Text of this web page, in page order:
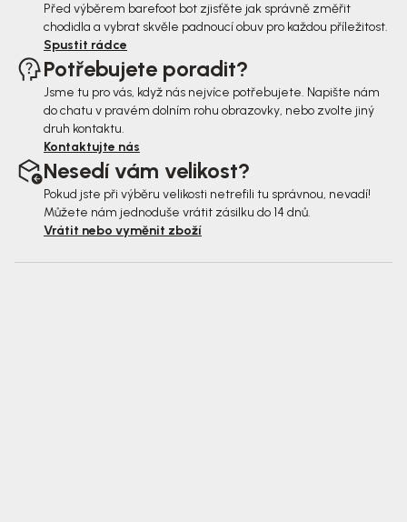
Před výběrem barefoot bot zjisťěte jak správně změřit
chodidla a vybrat skvěle padnoucí obuv pro každou příležitost.
Spustit rádce
Potřebujete poradit?
Jsme tu pro vás, když nás nejvíce potřebujete. Napište nám
do chatu v pravém dolním rohu obrazovky, nebo zvolte jiný
druh kontaktu.
Kontaktujte nás
Nesedí vám velikost?
Pokud jste při výběru velikosti netrefili tu správnou, nevadí!
Můžete nám jednoduše vrátit zásilku do 14 dnů.
Vrátit nebo vyměnit zboží